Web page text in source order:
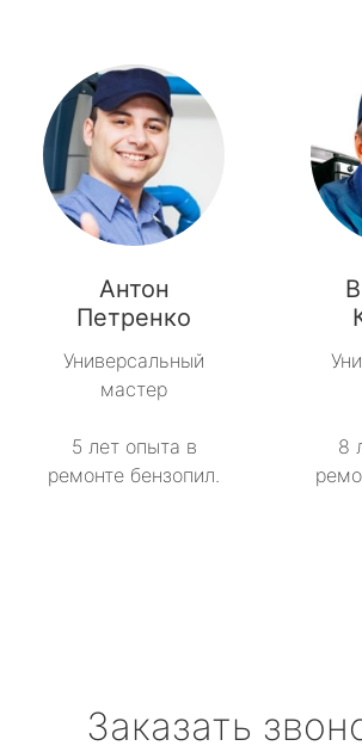
Антон
Петренко
Универсальный
мастер
5 лет опыта в
ремонте бензопил.
8
Заказать